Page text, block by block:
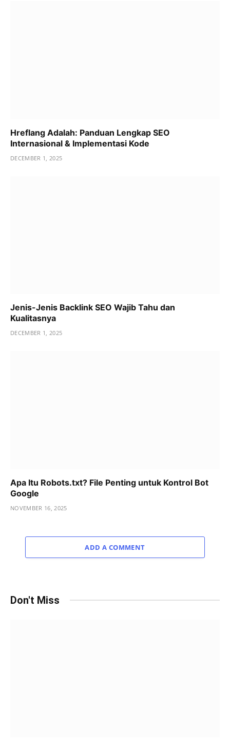
Hreflang Adalah: Panduan Lengkap SEO
Internasional & Implementasi Kode
DECEMBER 1, 2025
Jenis-Jenis Backlink SEO Wajib Tahu dan
Kualitasnya
DECEMBER 1, 2025
Apa Itu Robots.txt? File Penting untuk Kontrol Bot
Google
NOVEMBER 16, 2025
ADD A COMMENT
Don't Miss